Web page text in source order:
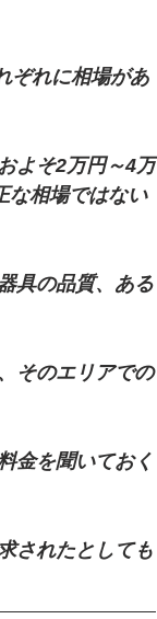
れに相場があ
そ2万円～4万
な相場ではない
の品質、ある
のエリアでの
を聞いておく
れたとしても